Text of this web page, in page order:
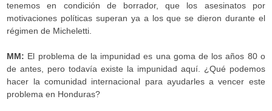
tenemos en condición de borrador, que los asesinatos por
motivaciones políticas superan ya a los que se dieron durante el
régimen de Micheletti.
MM: El problema de la impunidad es una goma de los años 80 o
de antes, pero todavía existe la impunidad aquí. ¿Qué podemos
hacer la comunidad internacional para ayudarles a vencer este
problema en Honduras?